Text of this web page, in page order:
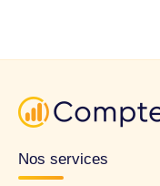
Nos services